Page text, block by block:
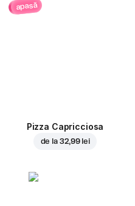
apasă
Pizza Capricciosa
de la 32,99 lei